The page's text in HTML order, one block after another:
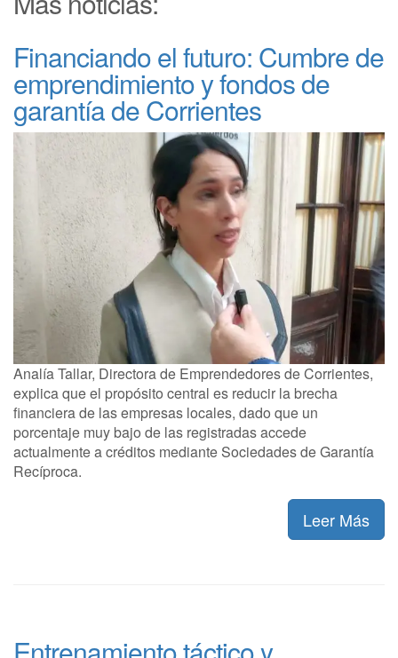
Financiando el futuro: Cumbre de
emprendimiento y fondos de
garantía de Corrientes
Analía Tallar, Directora de Emprendedores de Corrientes,
explica que el propósito central es reducir la brecha
financiera de las empresas locales, dado que un
porcentaje muy bajo de las registradas accede
actualmente a créditos mediante Sociedades de Garantía
Recíproca.
Leer Más